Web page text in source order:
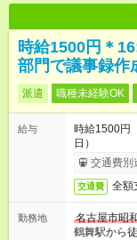
時給1500円＊
部門で議事録作
派遣 職種未経験OK
給与
時給1500円
日）
交通費別
交通費 全額
勤務地
名古屋市昭
鶴舞駅から